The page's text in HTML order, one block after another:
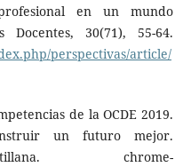
en un mundo
Docentes, 30(71), 55-64.
perspectivas/article/
de la OCDE 2019.
un futuro mejor.
chrome-